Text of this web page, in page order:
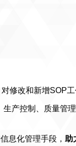
修改和新增SOP
产控制、质量管
息化管理手段， 助